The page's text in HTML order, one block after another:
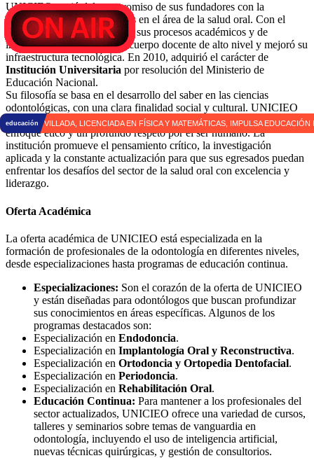
UNICIEO nació del compromiso de sus fundadores con la
cualificación de profesionales en el área de la salud oral. Con el
tiempo, la institución maduró sus procesos académicos y de
investigación, consolidó un cuerpo docente de alto nivel y mejoró su
infraestructura tecnológica. En 2010, adquirió el carácter de
Institución Universitaria por resolución del Ministerio de
Educación Nacional.
Su filosofía se basa en el desarrollo del saber en las ciencias
odontológicas, con una clara finalidad social y cultural. UNICIEO
busca formar profesionales con una sólida base científica, un
enfoque ético y un profundo respeto por el ser humano. La
institución promueve el pensamiento crítico, la investigación
aplicada y la constante actualización para que sus egresados puedan
enfrentar los desafíos del sector de la salud oral con excelencia y
liderazgo.
Oferta Académica
La oferta académica de UNICIEO está especializada en la
formación de profesionales de la odontología en diferentes niveles,
desde especializaciones hasta programas de educación continua.
Especializaciones: Son el corazón de la oferta de UNICIEO
y están diseñadas para odontólogos que buscan profundizar
sus conocimientos en áreas específicas. Algunos de los
programas destacados son:
Especialización en Endodoncia.
Especialización en Implantología Oral y Reconstructiva.
Especialización en Ortodoncia y Ortopedia Dentofacial.
Especialización en Periodoncia.
Especialización en Rehabilitación Oral.
Educación Continua: Para mantener a los profesionales del
sector actualizados, UNICIEO ofrece una variedad de cursos,
talleres y seminarios sobre temas de vanguardia en
odontología, incluyendo el uso de inteligencia artificial,
nuevas técnicas quirúrgicas, y gestión de consultorios.